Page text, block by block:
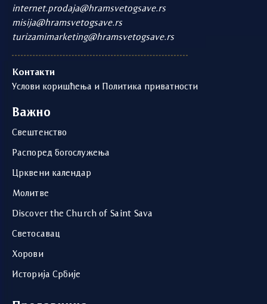
internet.prodaja@hramsvetogsave.rs
misija@hramsvetogsave.rs
turizamimarketing@hramsvetogsave.rs
Контакти
Услови коришћења и Политика приватности
Важно
Свештенство
Распоред богослужења
Црквени календар
Молитве
Discover the Church of Saint Sava
Светосавац
Хорови
Историја Србије